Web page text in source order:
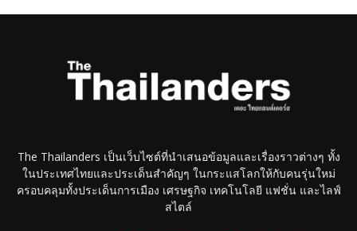
The Thailanders เป็นเว็บไซต์ที่นำเสนอข้อมูลและเรื่องราวต่างๆ ทั้ง
ในประเทศไทยและประเด็นสำคัญๆ ในกระแสโลกให้กับคนรุ่นใหม่
ครอบคลุมทั้งประเด็นการเมือง เศรษฐกิจ เทคโนโลยี แฟชั่น และไลฟ์
สไตล์